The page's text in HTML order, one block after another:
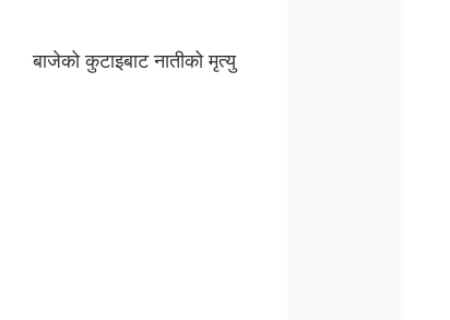
बाजेको कुटाइबाट नातीको मृत्यु